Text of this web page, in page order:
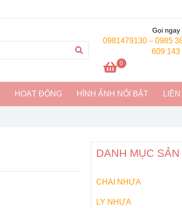
Gọi ngay
0981479130 – 0985
609 143
0
HOẠT ĐỘNG HÌNH ẢNH NỔI BẬT
DANH MỤC
CHAI NHỰA
LY NHỰA